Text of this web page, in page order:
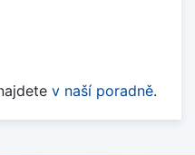
v naší poradně.